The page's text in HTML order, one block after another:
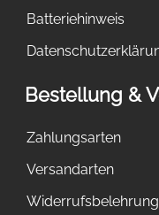
Batteriehinweis
Bestellung &
Zahlungsarten
Versandarten
Widerrufsbelehrung